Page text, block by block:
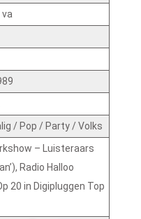
va
/ Pop / Party / Volks
– Luisteraars
Radio Halloo
20 in Digipluggen Top